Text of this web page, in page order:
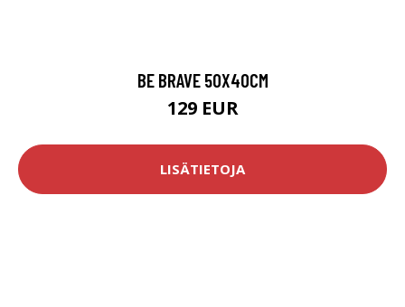
BE BRAVE 50X40CM
129 EUR
LISÄTIETOJA